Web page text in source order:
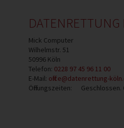
Mick Computer
Wilhelmstr. 51
50996 Köln
Telefon: 0228 97 45 96 11 00
E-Mail: office@datenrettung-
Öffnungszeiten:
Geschlossen.